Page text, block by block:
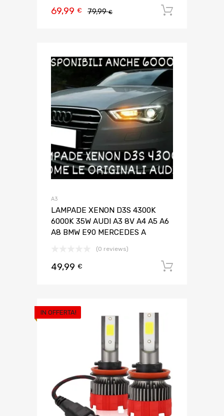
79,99€
69,99 €
A3
LAMPADE XENON D3S 4300K
6000K 35W AUDI A3 8V A4 A5 A6
A8 BMW E90 MERCEDES A
(0 reviews)
49,99 €
IN OFFERTA!